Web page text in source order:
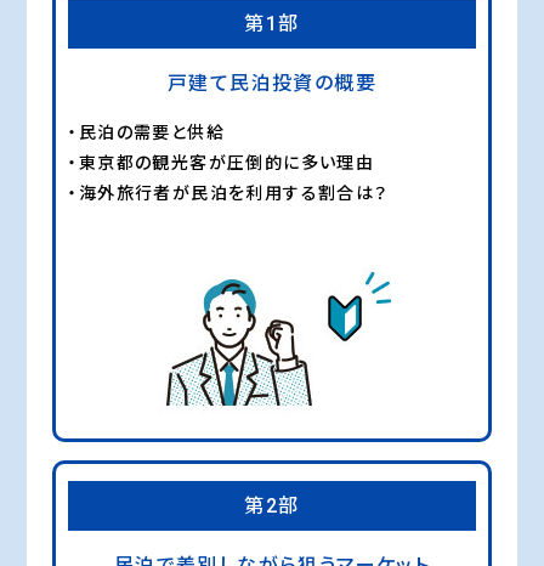
第1部
戸建て民泊投資の概要
・民泊の需要と供給
・東京都の観光客が圧倒的に多い理由
・海外旅行者が民泊を利用する割合は？
第2部